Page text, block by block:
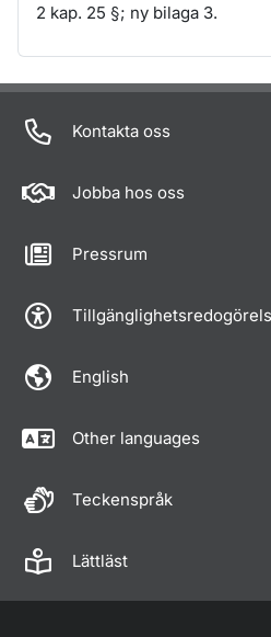
2 kap. 25 §; ny bilaga 3.
Om sidan
Kontakta oss
Jobba hos oss
Pressrum
English
Other languages
Teckenspråk
Lättläst